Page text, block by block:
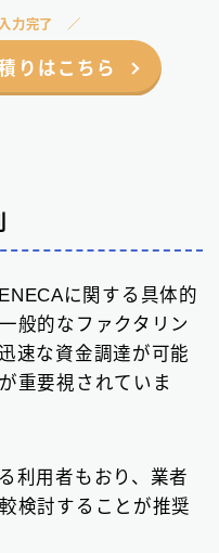
力完了
りはこちら
に関する具体的
般的なファクタリン
速な資金調達が可能
重要視されていま
利用者もおり、業者
検討することが推奨